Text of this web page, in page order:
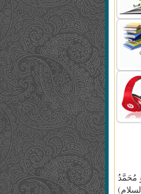
مُحَمَّدُ